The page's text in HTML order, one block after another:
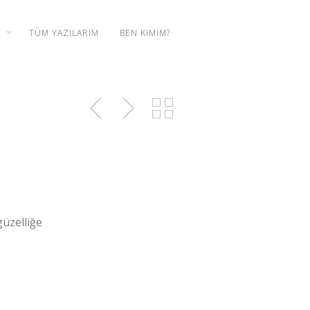
TÜM YAZILARIM BEN KIMIM?